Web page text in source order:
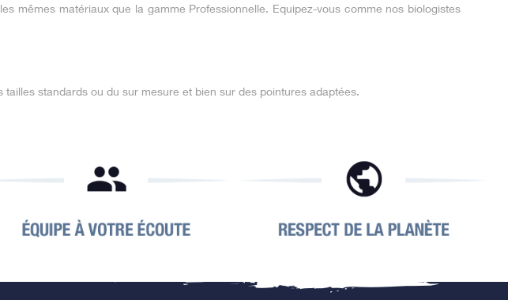
mêmes matériaux que la gamme Professionnelle. Equipez-vous comme nos biologistes
standards ou du sur mesure et bien sur des pointures adaptées.